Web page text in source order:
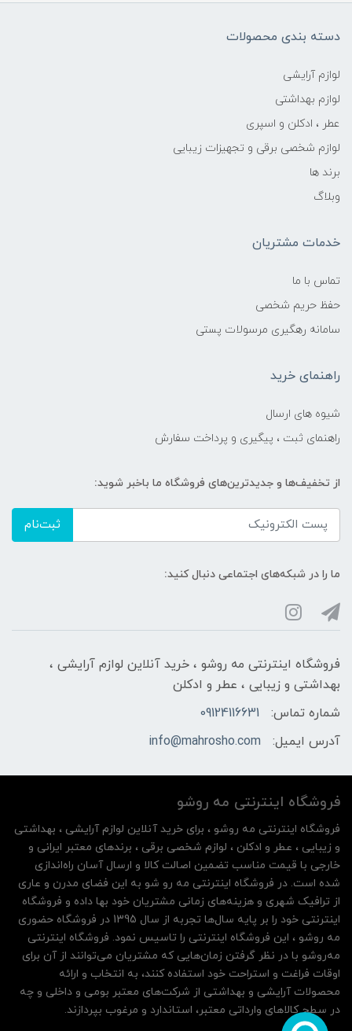
دسته بندی محصولات
لوازم آرایشی
لوازم بهداشتی
عطر ، ادکلن و اسپری
لوازم شخصی برقی و تجهیزات زیبایی
برند ها
وبلاگ
خدمات مشتریان
تماس با ما
حفظ حریم شخصی
سامانه رهگیری مرسولات پستی
راهنمای خرید
شیوه های ارسال
راهنمای ثبت ، پیگیری و پرداخت سفارش
از تخفیف‌ها و جدیدترین‌های فروشگاه ما باخبر شوید:
ثبت‌نام
ما را در شبکه‌های اجتماعی دنبال کنید:
فروشگاه اینترنتی مه‌ رو‌شو ، خرید آنلاین لوازم آرایشی ،
بهداشتی و زیبایی ، عطر و ادکلن
شماره تماس:
09124116631
آدرس ایمیل:
info@mahrosho.com
فروشگاه اینترنتی مه‌ رو‌شو
فروشگاه اینترنتی مه‌ رو‌شو ، برای خرید آنلاین لوازم آرایشی ، بهداشتی
و زیبایی ، عطر و ادکلن ، لوازم شخصی برقی ، برندهای معتبر ایرانی و
خارجی با قیمت مناسب تضمین اصالت کالا و ارسال آسان راه‌اندازی
شده است. در فروشگاه اینترنتی مه رو شو به این فضای مدرن و عاری
از ترافیک شهری و هزینه‌های زمانی مشتریان خود بها داده و فروشگاه
اینترنتی خود را بر پایه سال‌ها تجربه از سال 1395 در فروشگاه حضوری
مه روشو ، این فروشگاه اینترنتی را تاسیس نمود. فروشگاه اینترنتی
مه‌رو‌شو با در نظر گرفتن زمان‌هایی که مشتریان می‌توانند از آن‌ برای
اوقات فراغت و استراحت خود استفاده کنند، به انتخاب و ارائه
محصولات آرایشی و بهداشتی از شرکت‌های معتبر بومی و داخلی و چه
در سطح کالاهای وارداتی معتبر، استاندارد و مرغوب بپردازند.